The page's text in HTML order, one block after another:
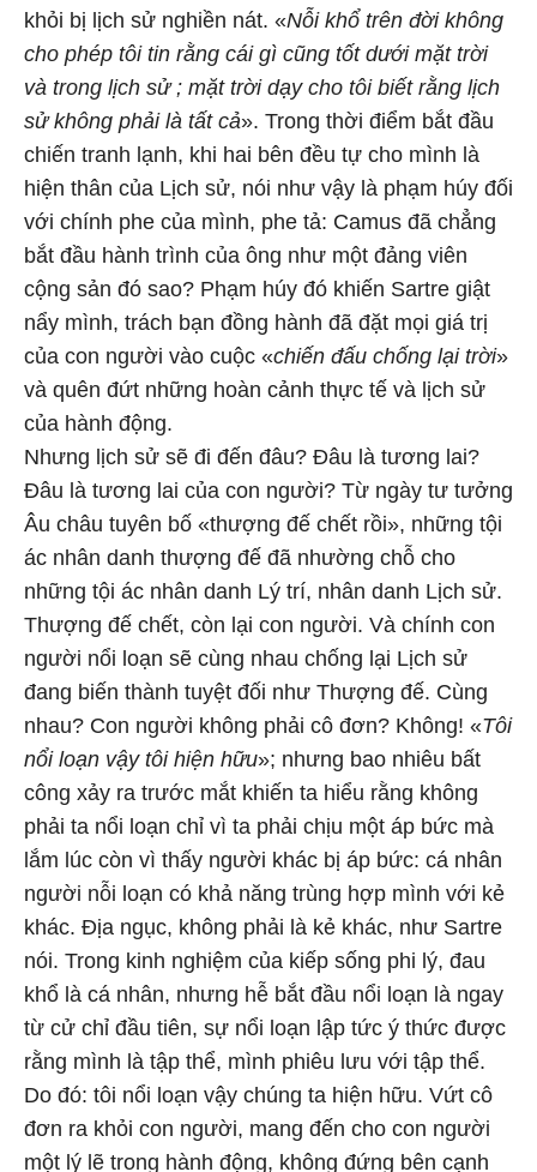
khỏi bị lịch sử nghiền nát. «Nỗi khổ trên đời không
cho phép tôi tin rằng cái gì cũng tốt dưới mặt trời
và trong lịch sử ; mặt trời dạy cho tôi biết rằng lịch
sử không phải là tất cả». Trong thời điểm bắt đầu
chiến tranh lạnh, khi hai bên đều tự cho mình là
hiện thân của Lịch sử, nói như vậy là phạm húy đối
với chính phe của mình, phe tả: Camus đã chẳng
bắt đầu hành trình của ông như một đảng viên
cộng sản đó sao? Phạm húy đó khiến Sartre giật
nẩy mình, trách bạn đồng hành đã đặt mọi giá trị
của con người vào cuộc «chiến đấu chống lại trời»
và quên đứt những hoàn cảnh thực tế và lịch sử
của hành động.
Nhưng lịch sử sẽ đi đến đâu? Đâu là tương lai?
Đâu là tương lai của con người? Từ ngày tư tưởng
Âu châu tuyên bố «thượng đế chết rồi», những tội
ác nhân danh thượng đế đã nhường chỗ cho
những tội ác nhân danh Lý trí, nhân danh Lịch sử.
Thượng đế chết, còn lại con người. Và chính con
người nổi loạn sẽ cùng nhau chống lại Lịch sử
đang biến thành tuyệt đối như Thượng đế. Cùng
nhau? Con người không phải cô đơn? Không! «Tôi
nổi loạn vậy tôi hiện hữu»; nhưng bao nhiêu bất
công xảy ra trước mắt khiến ta hiểu rằng không
phải ta nổi loạn chỉ vì ta phải chịu một áp bức mà
lắm lúc còn vì thấy người khác bị áp bức: cá nhân
người nỗi loạn có khả năng trùng hợp mình với kẻ
khác. Địa ngục, không phải là kẻ khác, như Sartre
nói. Trong kinh nghiệm của kiếp sống phi lý, đau
khổ là cá nhân, nhưng hễ bắt đầu nổi loạn là ngay
từ cử chỉ đầu tiên, sự nổi loạn lập tức ý thức được
rằng mình là tập thể, mình phiêu lưu với tập thể.
Do đó: tôi nổi loạn vậy chúng ta hiện hữu. Vứt cô
đơn ra khỏi con người, mang đến cho con người
một lý lẽ trong hành động, không đứng bên cạnh